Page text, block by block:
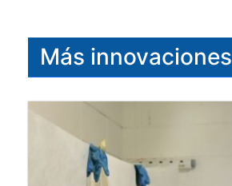
Más innovaciones